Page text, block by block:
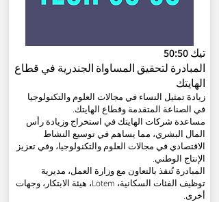
تيك 50:50
المبادرة لتحقيق المساواة الجندرية في قطاع
الهايتك
زيادة تمثيل النساء في مجالات العلوم والتكنولوجيا
في الصناعة المتقدمة وقطاع الهايتك.
مساعدة شركات الهايتك في استخراج وزيادة رأس
المال البشري، مما يساهم في توسيع النشاط
الاقتصادي في مجالات العلوم والتكنولوجيا، وفي تعزيز
الإنتاج الوطني.
المبادرة تُنفذ بالتعاون مع وزارة العمل، مديرية
توظيف الفئات السكانية، Lotem، هيئة الابتكار، وجهات
أخرى.